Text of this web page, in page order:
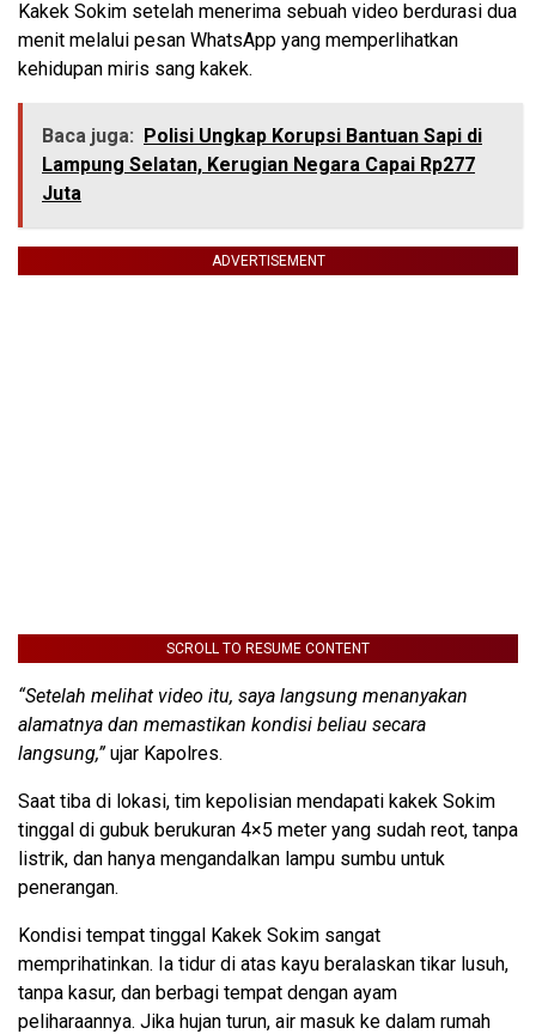
Kakek Sokim setelah menerima sebuah video berdurasi dua
menit melalui pesan WhatsApp yang memperlihatkan
kehidupan miris sang kakek.
Baca juga: Polisi Ungkap Korupsi Bantuan Sapi di
Lampung Selatan, Kerugian Negara Capai Rp277
Juta
ADVERTISEMENT
SCROLL TO RESUME CONTENT
“Setelah melihat video itu, saya langsung menanyakan
alamatnya dan memastikan kondisi beliau secara
langsung,”ujar Kapolres.
Saat tiba di lokasi, tim kepolisian mendapati kakek Sokim
tinggal di gubuk berukuran 4×5 meter yang sudah reot, tanpa
listrik, dan hanya mengandalkan lampu sumbu untuk
penerangan.
Kondisi tempat tinggal Kakek Sokim sangat
memprihatinkan. Ia tidur di atas kayu beralaskan tikar lusuh,
tanpa kasur, dan berbagi tempat dengan ayam
peliharaannya. Jika hujan turun, air masuk ke dalam rumah